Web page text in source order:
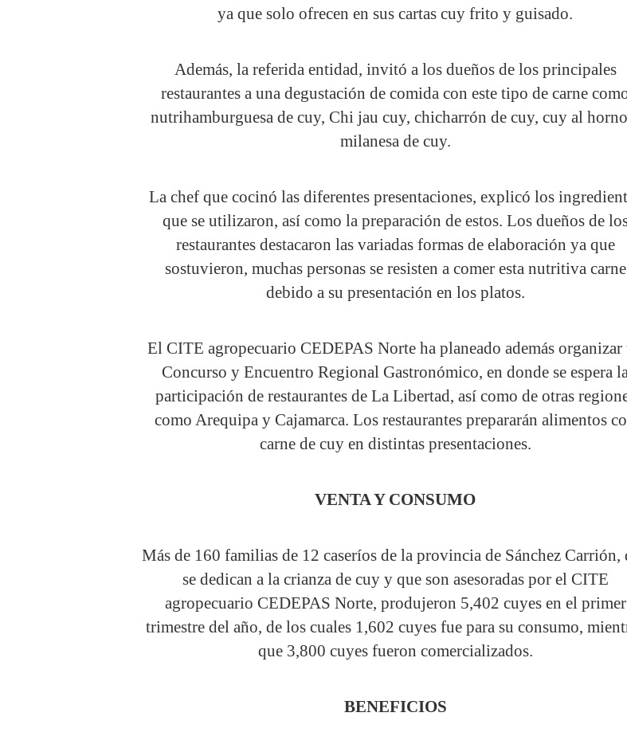
ya que solo ofrecen en sus cartas cuy frito y guisado.
Además, la referida entidad, invitó a los dueños de los principales
restaurantes a una degustación de comida con este tipo de carne
nutrihamburguesa de cuy, Chi jau cuy, chicharrón de cuy, cuy al
milanesa de cuy.
La chef que cocinó las diferentes presentaciones, explicó los
que se utilizaron, así como la preparación de estos. Los dueños de
restaurantes destacaron las variadas formas de elaboración ya que
sostuvieron, muchas personas se resisten a comer esta nutritiva carne
debido a su presentación en los platos.
El CITE agropecuario CEDEPAS Norte ha planeado además organizar
Concurso y Encuentro Regional Gastronómico, en donde se espera la
participación de restaurantes de La Libertad, así como de otras
como Arequipa y Cajamarca. Los restaurantes prepararán alimentos
carne de cuy en distintas presentaciones.
VENTA Y CONSUMO
Más de 160 familias de 12 caseríos de la provincia de Sánchez Carrión,
se dedican a la crianza de cuy y que son asesoradas por el CITE
agropecuario CEDEPAS Norte, produjeron 5,402 cuyes en el primer
trimestre del año, de los cuales 1,602 cuyes fue para su consumo,
que 3,800 cuyes fueron comercializados.
BENEFICIOS